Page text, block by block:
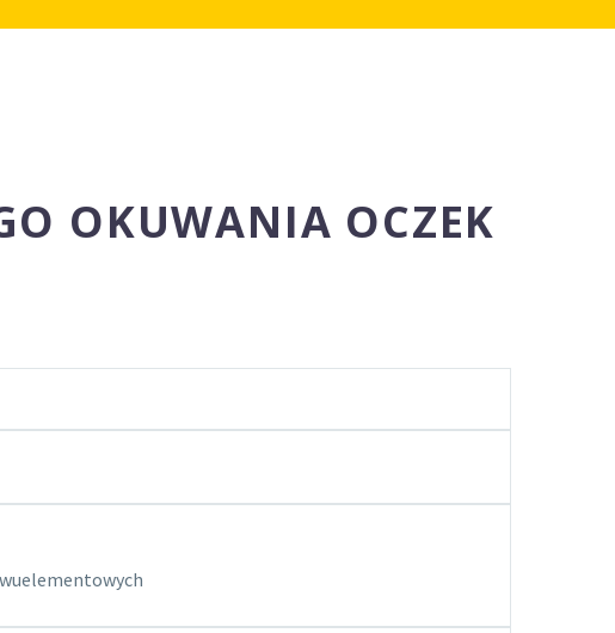
OKUWANIA OCZEK